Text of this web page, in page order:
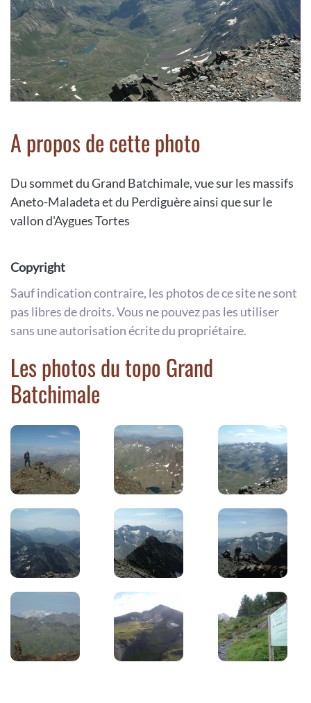
A propos de cette photo
Du sommet du Grand Batchimale, vue sur les massifs
Aneto-Maladeta et du Perdiguère ainsi que sur le
vallon d'Aygues Tortes
Copyright
Sauf indication contraire, les photos de ce site ne sont
pas libres de droits. Vous ne pouvez pas les utiliser
sans une autorisation écrite du propriétaire.
Les photos du topo Grand
Batchimale